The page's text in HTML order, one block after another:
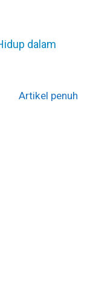
dalam
Artikel penuh